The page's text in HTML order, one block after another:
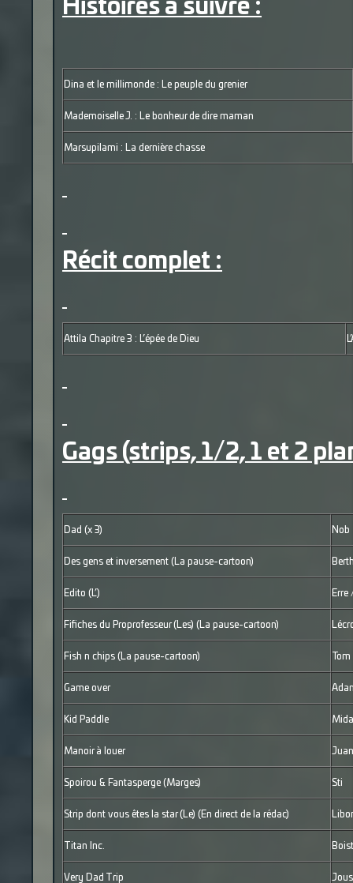
Histoires à suivre :
Dina et le millimonde : Le peuple du grenier
Mademoiselle J. : Le bonheur de dire maman
Marsupilami : La dernière chasse
Récit complet :
Attila Chapitre 3 : L’épée de Dieu
Gags (strips, 1/2, 1 et 2
Dad (x 3) Nob
Des gens et inversement (La pause-cartoon)
Edito (L’) Erre
Fifiches du Proprofesseur (Les) (La pause-cartoon)
Fish n chips (La pause-cartoon) Tom
Game over
Kid Paddle
Manoir à louer
Spoirou & Fantasperge (Marges) Sti
Strip dont vous êtes la star (Le) (En direct de la rédac)
Titan Inc.
Very Dad Trip